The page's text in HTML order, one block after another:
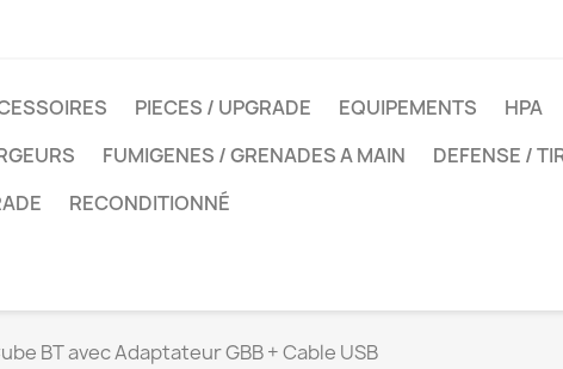
PIECES / UPGRADE EQUIPEMENTS HPA
FUMIGENES / GRENADES A MAIN DEFENSE /
RECONDITIONNÉ
BT avec Adaptateur GBB + Cable USB